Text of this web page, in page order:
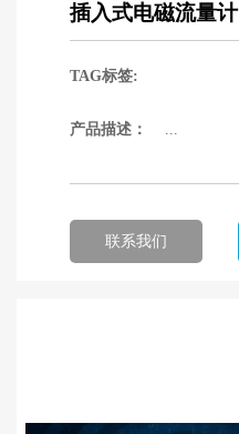
插入式电磁流量计
TAG标签:
产品描述： ...
联系我们